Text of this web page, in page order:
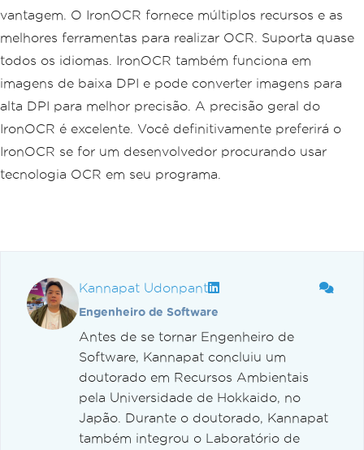
vantagem. O IronOCR fornece múltiplos recursos e as
melhores ferramentas para realizar OCR. Suporta quase
todos os idiomas. IronOCR também funciona em
imagens de baixa DPI e pode converter imagens para
alta DPI para melhor precisão. A precisão geral do
IronOCR é excelente. Você definitivamente preferirá o
IronOCR se for um desenvolvedor procurando usar
tecnologia OCR em seu programa.
Kannapat Udonpant
Engenheiro de Software
Antes de se tornar Engenheiro de
Software, Kannapat concluiu um
doutorado em Recursos Ambientais
pela Universidade de Hokkaido, no
Japão. Durante o doutorado, Kannapat
também integrou o Laboratório de